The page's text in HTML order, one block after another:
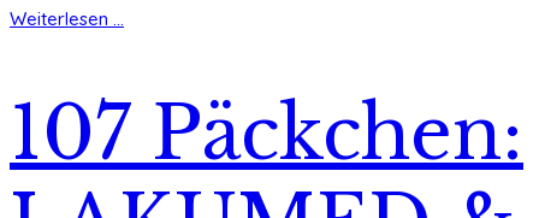
Weiterlesen ...
107 Päckchen: